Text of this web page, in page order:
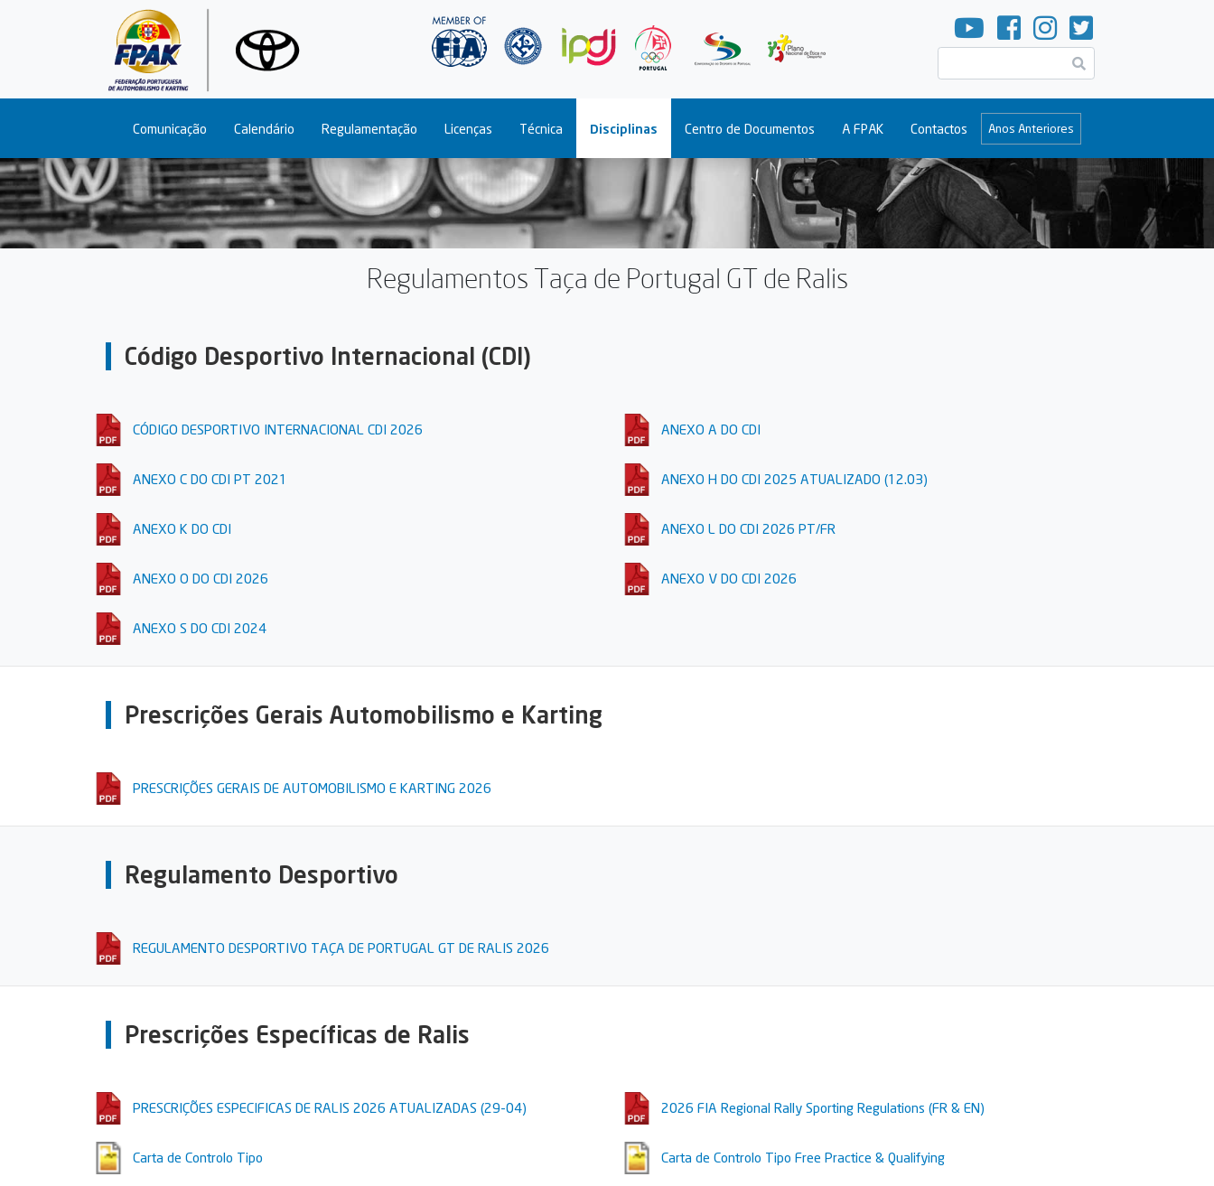
para
o
conteúdo
Comunicação Calendário Regulamentação Licenças Técnica Disciplinas Centro de Documentos A FPAK Contactos Anos Anteriores
Regulamentos Taça de Portugal GT de Ralis
Código Desportivo Internacional (CDI)
CÓDIGO DESPORTIVO INTERNACIONAL CDI 2026 ANEXO A DO CDI
ANEXO C DO CDI PT 2021 ANEXO H DO CDI 2025 ATUALIZADO (12.03)
ANEXO K DO CDI ANEXO L DO CDI 2026 PT/FR
ANEXO O DO CDI 2026 ANEXO V DO CDI 2026
ANEXO S DO CDI 2024
Prescrições Gerais Automobilismo e Karting
PRESCRIÇÕES GERAIS DE AUTOMOBILISMO E KARTING 2026
Regulamento Desportivo
REGULAMENTO DESPORTIVO TAÇA DE PORTUGAL GT DE RALIS 2026
Prescrições Específicas de Ralis
PRESCRIÇÕES ESPECIFICAS DE RALIS 2026 ATUALIZADAS (29-04) 2026 FIA Regional Rally Sporting Regulations (FR & EN)
Carta de Controlo Tipo Carta de Controlo Tipo Free Practice & Qualifying